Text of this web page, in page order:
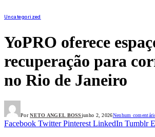
Uncategorized
YoPRO oferece
recuperação para
no Rio de Janeiro
Por NETO ANGEL BOSSjunho 2, 2026Nenhum
Facebook Twitter Pinterest LinkedIn Tumblr